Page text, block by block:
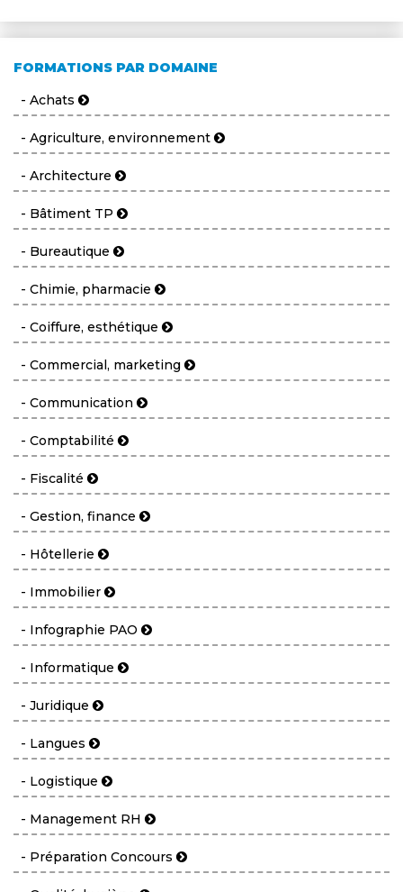
FORMATIONS PAR DOMAINE
- Achats
- Agriculture, environnement
- Architecture
- Bâtiment TP
- Bureautique
- Chimie, pharmacie
- Coiffure, esthétique
- Commercial, marketing
- Communication
- Comptabilité
- Fiscalité
- Gestion, finance
- Hôtellerie
- Immobilier
- Infographie PAO
- Informatique
- Juridique
- Langues
- Logistique
- Management RH
- Préparation Concours